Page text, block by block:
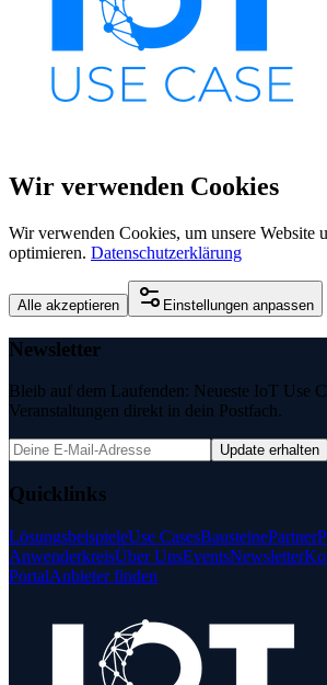
Wir verwenden Cookies
Wir verwenden Cookies, um unsere Website
optimieren. Datenschutzerklärung
Alle akzeptieren Einstellungen anpassen
Newsletter
Bleib auf dem Laufenden: Neueste IoT Use
Veranstaltungen direkt in dein Postfach.
Update erhalten
Quicklinks
LösungsbeispieleUse CasesBausteinePartner
AnwenderkreisÜber UnsEventsNewsletter
PortalAnbieter finden